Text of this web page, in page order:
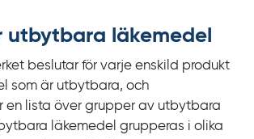
utbytbara läkemedel
beslutar för varje enskild produkt
som är utbytbara, och
en lista över grupper av utbytbara
läkemedel grupperas i olika